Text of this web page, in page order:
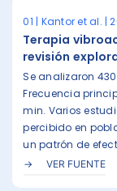
01 | Kantor et al. |
Terapia
revisión
Se analizaron
Frecuencia
min. Varios
percibido en
un patrón de
VER FUENTE